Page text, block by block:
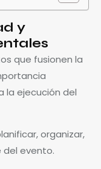
y
que fusionen la
la ejecución del
organizar,
del evento.